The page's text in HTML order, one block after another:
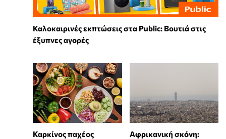
Καλοκαιρινές εκπτώσεις στα Public: Βουτιά στις
έξυπνες αγορές
Καρκίνος παχέος
Αφρικανική σκόνη: